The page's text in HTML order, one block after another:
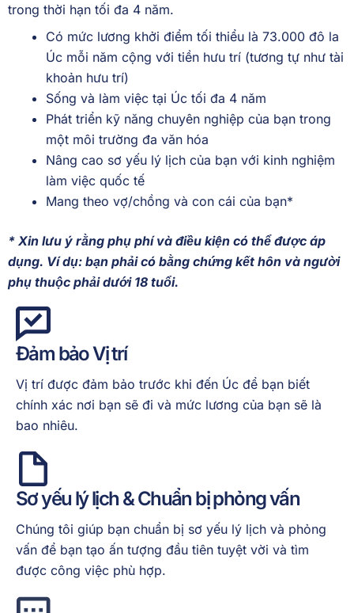
trong thời hạn tối đa 4 năm.
Có mức lương khởi điểm tối thiểu là 73.000 đô la
Úc mỗi năm cộng với tiền hưu trí (tương tự như tài
khoản hưu trí)
Sống và làm việc tại Úc tối đa 4 năm
Phát triển kỹ năng chuyên nghiệp của bạn trong
một môi trường đa văn hóa
Nâng cao sơ yếu lý lịch của bạn với kinh nghiệm
làm việc quốc tế
Mang theo vợ/chồng và con cái của bạn*
* Xin lưu ý rằng phụ phí và điều kiện có thể được áp
dụng. Ví dụ: bạn phải có bằng chứng kết hôn và người
phụ thuộc phải dưới 18 tuổi.
Đảm bảoVị trí
Vị trí được đảm bảo trước khi đến Úc để bạn biết
chính xác nơi bạn sẽ đi và mức lương của bạn sẽ là
bao nhiêu.
Sơ yếu lý lịch & Chuẩn bị phỏng vấn
Chúng tôi giúp bạn chuẩn bị sơ yếu lý lịch và phỏng
vấn để bạn tạo ấn tượng đầu tiên tuyệt vời và tìm
được công việc phù hợp.